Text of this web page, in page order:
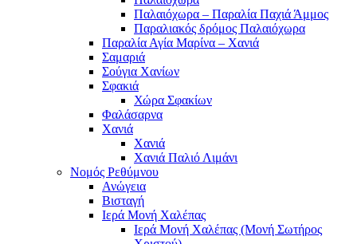
Παλαιόχωρα – Παραλία Παχιά Άμμος
Παραλιακός δρόμος Παλαιόχωρα
Παραλία Αγία Μαρίνα – Χανιά
Σαμαριά
Σούγια Χανίων
Σφακιά
Χώρα Σφακίων
Φαλάσαρνα
Χανιά
Χανιά
Χανιά Παλιό Λιμάνι
Νομός Ρεθύμνου
Ανώγεια
Βισταγή
Ιερά Μονή Χαλέπας
Ιερά Μονή Χαλέπας (Μονή Σωτήρος